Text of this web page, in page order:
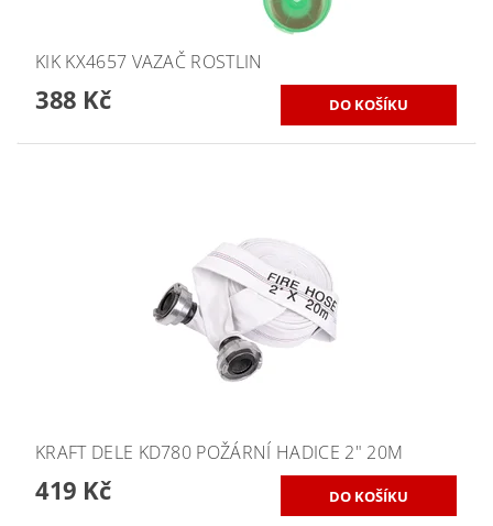
KIK KX4657 VAZAČ ROSTLIN
388 Kč
KRAFT DELE KD780 POŽÁRNÍ HADICE 2" 20M
419 Kč